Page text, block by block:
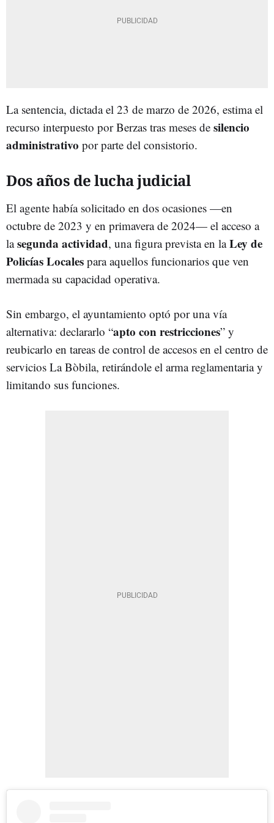
La sentencia, dictada el 23 de marzo de 2026, estima el
recurso interpuesto por Berzas tras meses de silencio
administrativo por parte del consistorio.
Dos años de lucha judicial
El agente había solicitado en dos ocasiones —en
octubre de 2023 y en primavera de 2024— el acceso a
lasegunda actividad, una figura prevista en laLey de
Policías Locales para aquellos funcionarios que ven
mermada su capacidad operativa.
Sin embargo, el ayuntamiento optó por una vía
alternativa: declararlo “apto con restricciones” y
reubicarlo en tareas de control de accesos en el centro de
servicios La Bòbila, retirándole el arma reglamentaria y
limitando sus funciones.